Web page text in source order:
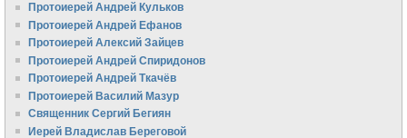
Протоиерей Андрей Кульков
Протоиерей Андрей Ефанов
Протоиерей Алексий Зайцев
Протоиерей Андрей Спиридонов
Протоиерей Андрей Ткачёв
Протоиерей Василий Мазур
Священник Сергий Бегиян
Иерей Владислав Береговой